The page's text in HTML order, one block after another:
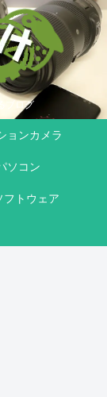
ブログ
ョンカメラ
ソコン
フトウェア